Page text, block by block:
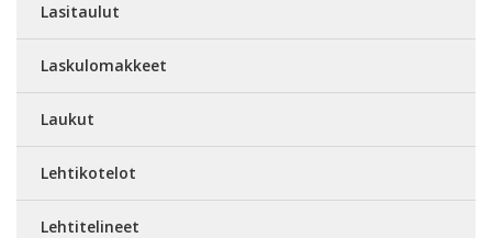
Lasitaulut
Laskulomakkeet
Laukut
Lehtikotelot
Lehtitelineet